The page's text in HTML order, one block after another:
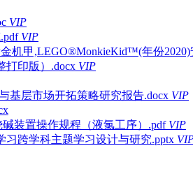
VIP
VIP
机甲,LEGO®MonkieKid™(年份
打印版）.docx VIP
基层市场开拓策略研究报告.docx VIP
装置操作规程（液氯工序）.pdf VIP
跨学科主题学习设计与研究.pptx